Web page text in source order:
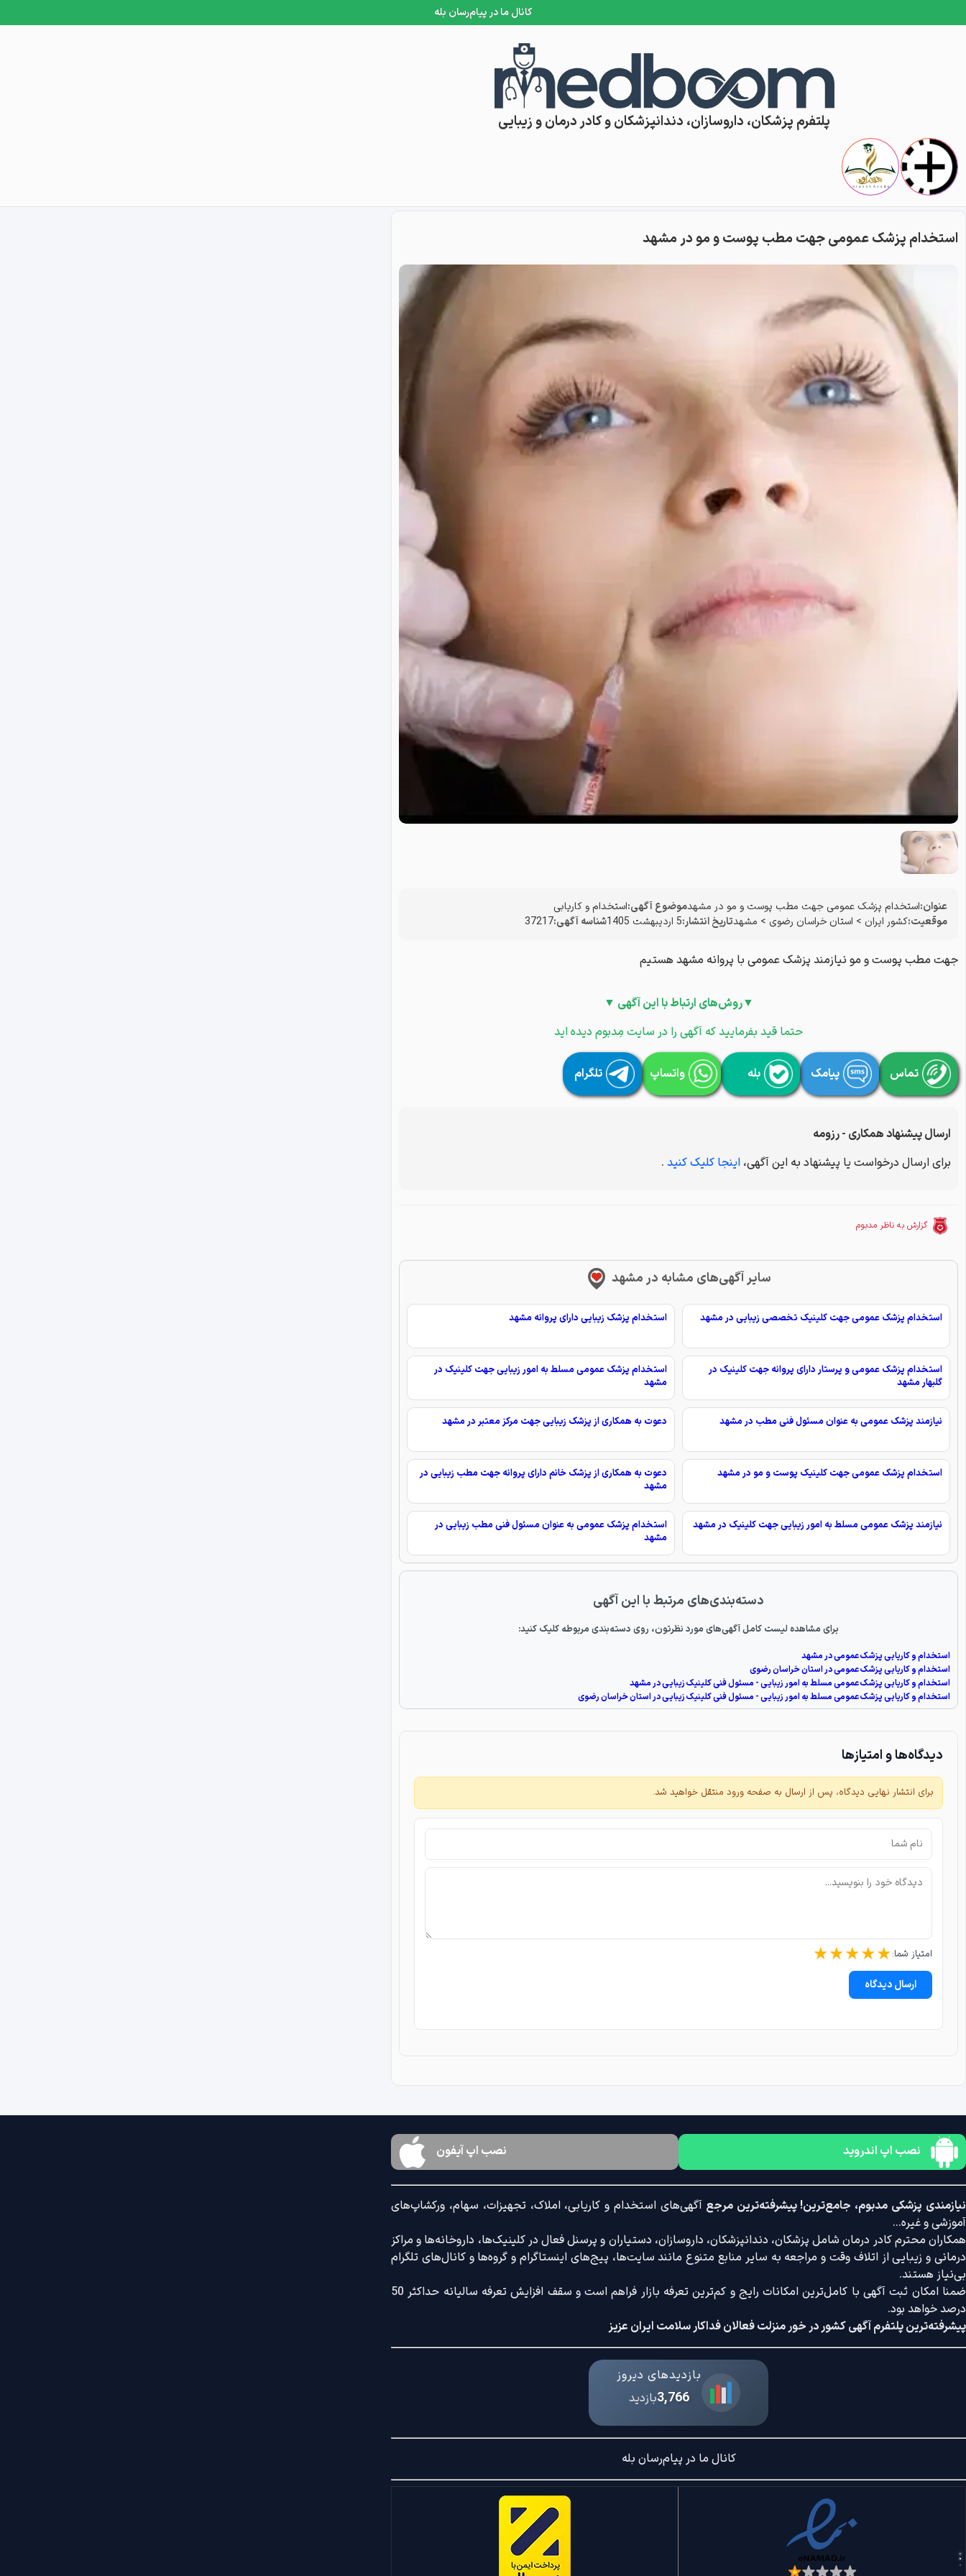
کانال ما در پیام‌رسان بله
Skip to content
پلتفرم پزشکان، داروسازان، دندانپزشکان و کادر درمان و زیبایی
استخدام پزشک عمومی جهت مطب پوست و مو در مشهد
عنوان:استخدام پزشک عمومی جهت مطب پوست و مو در مشهدموضوع آگهی:استخدام و کاریابی
موقعیت:کشور ایران > استان خراسان رضوی > مشهدتاریخ انتشار:5 اردیبهشت 1405 شناسه آگهی:37217
جهت مطب پوست و مو نیازمند پزشک عمومی با پروانه مشهد هستیم
▼روش‌های ارتباط با این آگهی ▼
حتما قید بفرمایید که آگهی را در سایت مِدبوم دیده اید
تماس پیامک بله واتساپ تلگرام
ارسال پیشنهاد همکاری - رزومه
برای ارسال درخواست یا پیشنهاد به این آگهی، اینجا کلیک کنید .
گزارش به ناظر مدبوم
سایر آگهی‌های مشابه در مشهد
استخدام پزشک عمومی جهت کلینیک تخصصی زیبایی در مشهد استخدام پزشک زیبایی دارای پروانه مشهد
استخدام پزشک عمومی و پرستار دارای پروانه جهت کلینیک در
گلبهار مشهد
استخدام پزشک عمومی مسلط به امور زیبایی جهت کلینیک در
مشهد
نیازمند پزشک عمومی به عنوان مسئول فنی مطب در مشهد دعوت به همکاری از پزشک زیبایی جهت مرکز معتبر در مشهد
استخدام پزشک عمومی جهت کلینیک پوست و مو در مشهد
دعوت به همکاری از پزشک خانم دارای پروانه جهت مطب زیبایی در
مشهد
نیازمند پزشک عمومی مسلط به امور زیبایی جهت کلینیک در مشهد
استخدام پزشک عمومی به عنوان مسئول فنی مطب زیبایی در
مشهد
دسته‌بندی‌های مرتبط با این آگهی
برای مشاهده لیست کامل آگهی‌های مورد نظرتون، روی دسته‌بندی مربوطه کلیک کنید:
استخدام و کاریابی پزشک عمومی در مشهد
استخدام و کاریابی پزشک عمومی در استان خراسان رضوی
استخدام و کاریابی پزشک عمومی مسلط به امور زیبایی - مسئول فنی کلینیک زیبایی در مشهد
استخدام و کاریابی پزشک عمومی مسلط به امور زیبایی - مسئول فنی کلینیک زیبایی در استان خراسان رضوی
دیدگاه‌ها و امتیازها
برای انتشار نهایی دیدگاه، پس از ارسال به صفحه ورود منتقل خواهید شد.
امتیاز شما: ★★★★★
ارسال دیدگاه
نصب اپ اندروید نصب اپ آیفون
نیازمندی پزشکی مدبوم، جامع‌ترین! پیشرفته‌ترین مرجعآگهی‌های استخدام و کاریابی، املاک، تجهیزات، سهام، ورکشاپ‌های
آموزشی و غیره...
همکاران محترم کادر درمان شامل پزشکان، دندانپزشکان، داروسازان، دستیاران و پرسنل فعال در کلینیک‌ها، داروخانه‌ها و مراکز
درمانی و زیبایی از اتلاف وقت و مراجعه به سایر منابع متنوع مانند سایت‌ها، پیج‌های اینستاگرام و گروه‌ها و کانال‌های تلگرام
بی‌نیاز هستند.
ضمنا امکان ثبت آگهی با کامل‌ترین امکانات رایج و کم‌ترین تعرفه بازار فراهم است و سقف افزایش تعرفه سالیانه حداکثر 50
درصد خواهد بود.
پیشرفته‌ترین پلتفرم آگهی کشور در خور منزلت فعالان فداکار سلامت ایران عزیز
بازدیدهای دیروز
3,766بازدید
کانال ما در پیام‌رسان بله